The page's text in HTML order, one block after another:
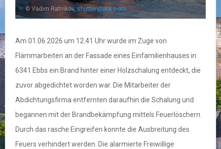
© Vadim Ratnikov, shutterstock.com
Am 01.06.2026 um 12.41 Uhr wurde im Zuge von
Flämmarbeiten an der Fassade eines Einfamilienhauses in
6341 Ebbs ein Brand hinter einer Holzschalung entdeckt, die
zuvor abgedichtet worden war. Die Mitarbeiter der
Abdichtungsfirma entfernten daraufhin die Schalung und
begannen mit der Brandbekämpfung mittels Feuerlöschern.
Durch das rasche Eingreifen konnte die Ausbreitung des
Feuers verhindert werden. Die alarmierte Freiwillige